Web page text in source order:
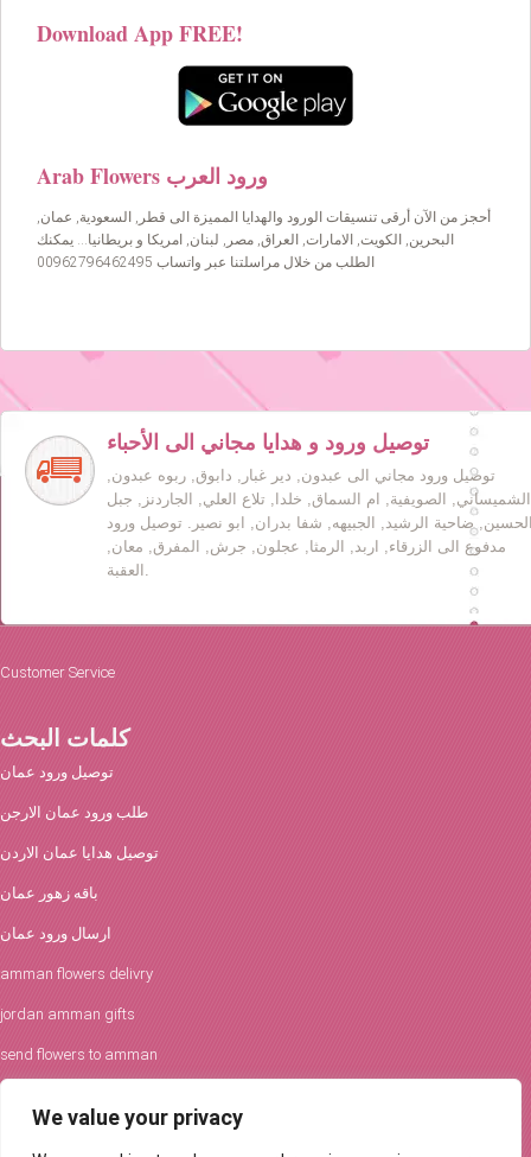
We value your privacy
Download App FREE!
Arab Flowers ورود العرب
أحجز من الآن أرقى تنسيقات الورود والهدايا المميزة الى قطر, السعودية, عمان,
البحرين, الكويت, الامارات, العراق, مصر, لبنان, امريكا و بريطانيا… يمكنك
الطلب من خلال مراسلتنا عبر واتساب 00962796462495
توصيل ورود و هدايا مجاني الى الأحباء
توصيل ورود مجاني الى عبدون, دير غبار, دابوق, ربوه عبدون,
الشميساني, الصويفية, ام السماق, خلدا, تلاع العلي, الجاردنز, جبل
ضاحية الرشيد, الجبيهه, شفا بدران, ابو نصير. توصيل ورود
مدفوع الى الزرقاء, اربد, الرمثا, عجلون, جرش, المفرق, معان,
Customer Service
كلمات البحث
توصيل ورود عمان
طلب ورود عمان الارجن
توصيل هدايا عمان الاردن
باقه زهور عمان
ارسال ورود عمان
amman flowers delivry
jordan amman gifts
send flowers to amman
افكار الورود والحفلات